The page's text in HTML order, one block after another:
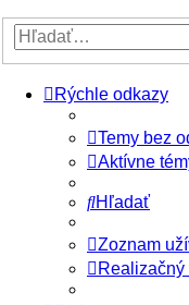
Rýchle odkazy
Temy bez
Aktívne
Hľadať
Zoznam
Realizačný